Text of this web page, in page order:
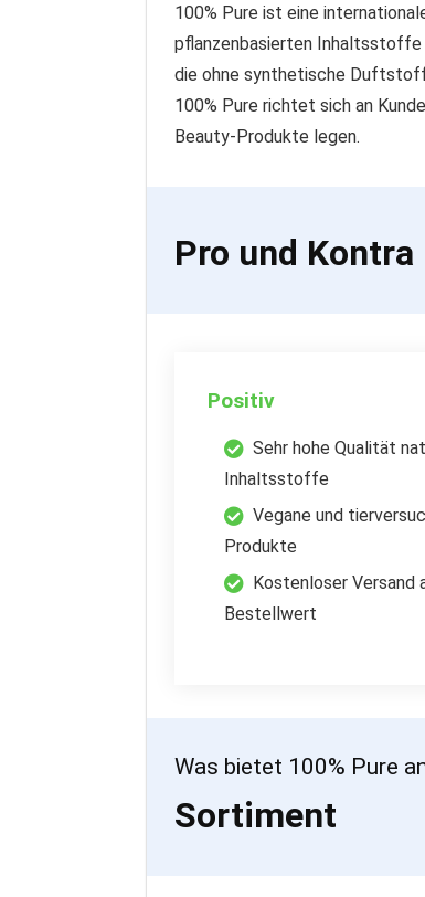
100% Pure ist eine
pflanzenbasierten
die ohne synthetische
100% Pure richtet sich an
Beauty-Produkte legen.
Pro und Kontra
Positiv
Sehr hohe Qualität
Inhaltsstoffe
Vegane und
Produkte
Kostenloser Versand
Bestellwert
Was bietet 100% Pure
Sortiment